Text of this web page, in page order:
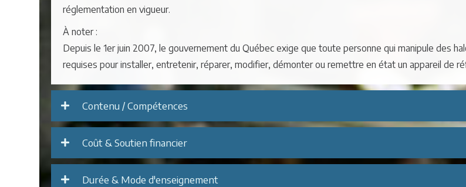
réglementation en vigueur.
À noter :
Depuis le 1er juin 2007, le gouvernement du Québec exige que toute personne qui manipule des
requises pour installer, entretenir, réparer, modifier, démonter ou remettre en état un appareil de
Contenu / Compétences
Coût & Soutien financier
Durée & Mode d'enseignement